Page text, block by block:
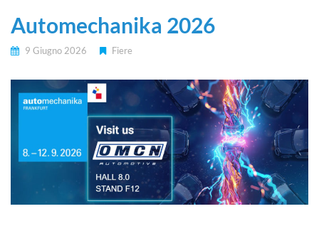
Automechanika 2026
9 Giugno 2026 Fiere